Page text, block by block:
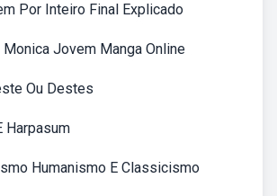
Por Inteiro Final Explicado
Monica Jovem Manga Online
Ou Destes
Harpasum
Humanismo E Classicismo